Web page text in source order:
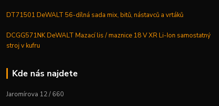
DT71501 DeWALT 56-dílná sada mix, bitů, nástavců a vrtáků
DCGG571NK DeWALT Mazací lis / maznice 18 V XR Li-Ion samostatný
stroj v kufru
Kde nás najdete
Jaromírova 12 / 660